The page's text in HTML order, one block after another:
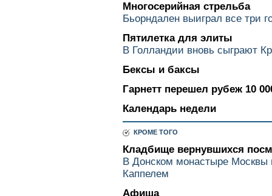
Многосерийная стрельба
Бьорндален выиграл все три
Пятилетка для элиты
В Голландии вновь сыграют
Бексы и баксы
Гарнетт перешел рубеж 10
Календарь недели
КРОМЕ ТОГО
Кладбище вернувшихся
В Донском монастыре Москвы
Каппелем
Афиша